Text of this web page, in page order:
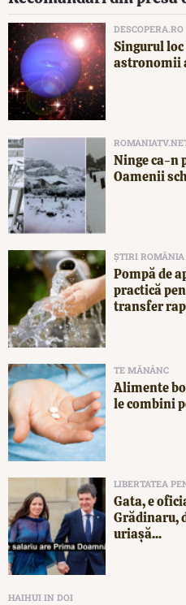
DESCOPERA.RO
Singurul
astronomii
Ninge ca-n
Oamenii
ȘTIRI ROMÂNIA
Pompă de
practică
transfer
TE MĂNÂNC
Alimente
le combini
LIBERTATEA
Gata, e
Grădinaru,
uriașă...
HAIHUI IN DOI